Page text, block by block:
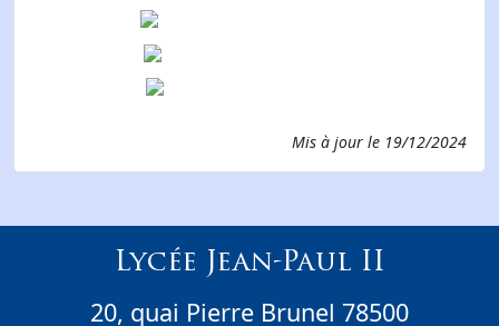
Mis à jour le 19/12/2024
Lycée Jean-Paul II
20, quai Pierre Brunel 78500